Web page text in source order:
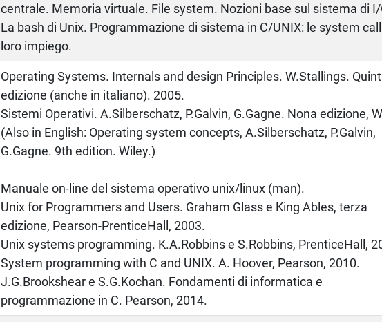
centrale. Memoria virtuale. File system. Nozioni base sul sistema di I/
La bash di Unix. Programmazione di sistema in C/UNIX: le system call
loro impiego.
Operating Systems. Internals and design Principles. W.Stallings.
edizione (anche in italiano). 2005.
Sistemi Operativi. A.Silberschatz, P.Galvin, G.Gagne. Nona edizione,
(Also in English: Operating system concepts, A.Silberschatz, P.Galvin,
G.Gagne. 9th edition. Wiley.)
Manuale on-line del sistema operativo unix/linux (man).
Unix for Programmers and Users. Graham Glass e King Ables, terza
edizione, Pearson-PrenticeHall, 2003.
Unix systems programming. K.A.Robbins e S.Robbins, PrenticeHall,
System programming with C and UNIX. A. Hoover, Pearson, 2010.
J.G.Brookshear e S.G.Kochan. Fondamenti di informatica e
programmazione in C. Pearson, 2014.